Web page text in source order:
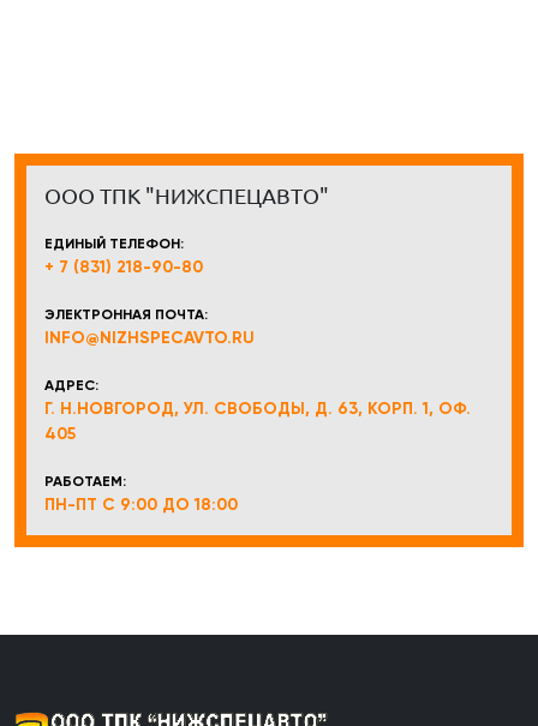
ООО ТПК "НИЖСПЕЦАВТО"
ЕДИНЫЙ ТЕЛЕФОН:
+ 7 (831) 218-90-80
ЭЛЕКТРОННАЯ ПОЧТА:
INFO@NIZHSPECAVTO.RU
АДРЕС:
Г. Н.НОВГОРОД, УЛ. СВОБОДЫ, Д. 63, КОРП. 1, ОФ.
405
РАБОТАЕМ:
ПН-ПТ С 9:00 ДО 18:00